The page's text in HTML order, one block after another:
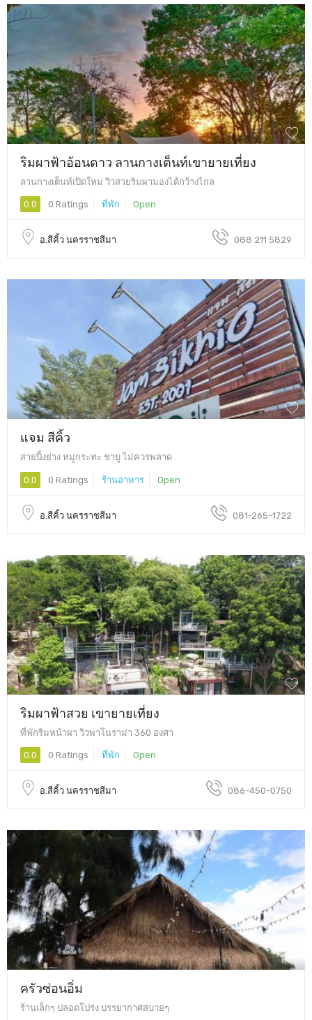
ริมผาฟ้าอ้อนดาว ลานกางเต็นท์เขายายเที่ยง
ลานกางเต็นท์เปิดใหม่ วิวสวยริมผามองได้กว้างไกล
0.0 0 Ratings ที่พัก Open
อ.สีคิ้ว นครราชสีมา 088 211 5829
แจม สีคิ้ว
สายปิ้งย่าง หมูกระทะ ชาบู ไม่ควรพลาด
0.0 0 Ratings ร้านอาหาร Open
อ.สีคิ้ว นครราชสีมา 081-265-1722
ริมผาฟ้าสวย เขายายเที่ยง
ที่พักริมหน้าผา วิวพาโนราม่า 360 องศา
0.0 0 Ratings ที่พัก Open
อ.สีคิ้ว นครราชสีมา 086-450-0750
ครัวซ่อนอิ่ม
ร้านเล็กๆ ปลอดโปร่ง บรรยากาศสบายๆ